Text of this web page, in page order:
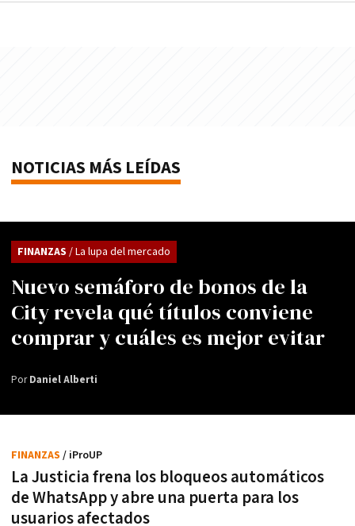
NOTICIAS MÁS LEÍDAS
Nuevo semáforo de bonos de la
City revela qué títulos conviene
comprar y cuáles es mejor evitar
FINANZAS / La lupa del mercado
PorDaniel Alberti
La Justicia frena los bloqueos automáticos
de WhatsApp y abre una puerta para los
usuarios afectados
FINANZAS / iProUP